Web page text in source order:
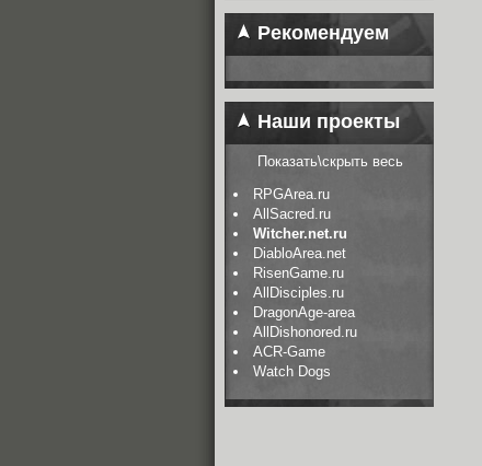
Рекомендуем
Наши проекты
Показать\скрыть весь
RPGArea.ru
AllSacred.ru
Witcher.net.ru
DiabloArea.net
RisenGame.ru
AllDisciples.ru
DragonAge-area
AllDishonored.ru
ACR-Game
Watch Dogs